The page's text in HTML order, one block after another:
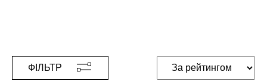
ФІЛЬТР